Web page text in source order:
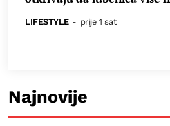
LIFESTYLE - prije 1 sat
Najnovije